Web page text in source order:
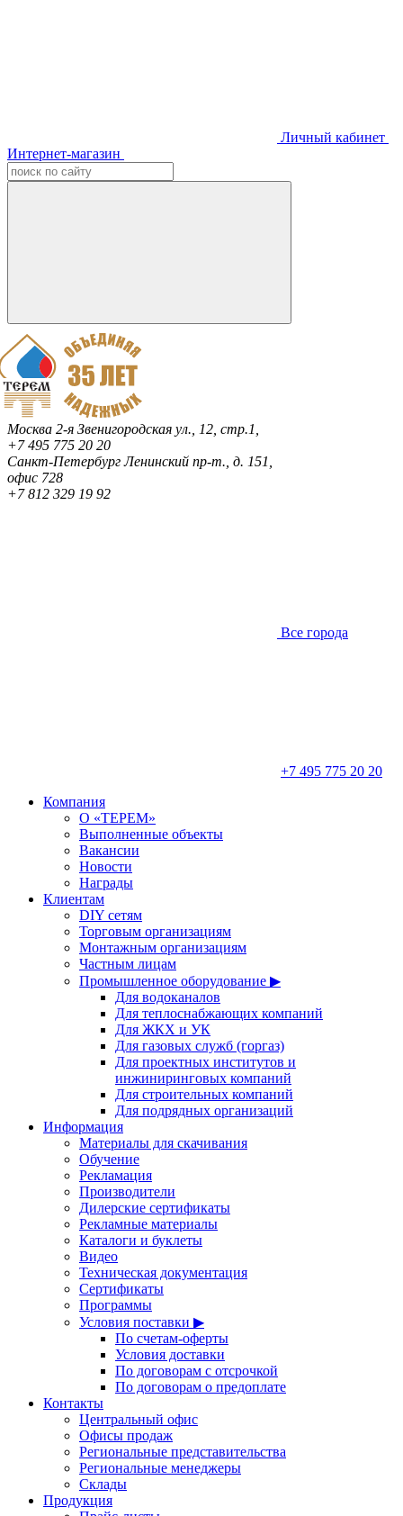
Личный кабинет
Интернет-магазин
Москва 2-я Звенигородская ул., 12, стр.1,
+7 495 775 20 20
Санкт-ПетербургЛенинский пр-т., д. 151,
офис 728
+7 812 329 19 92
Все города
+7 495 775 20 20
Компания
О «ТЕРЕМ»
Выполненные объекты
Вакансии
Новости
Награды
Клиентам
DIY сетям
Торговым организациям
Монтажным организациям
Частным лицам
Промышленное оборудование ▶
Для водоканалов
Для теплоснабжающих компаний
Для ЖКХ и УК
Для газовых служб (горгаз)
Для проектных институтов и
инжиниринговых компаний
Для строительных компаний
Для подрядных организаций
Информация
Материалы для скачивания
Обучение
Рекламация
Производители
Дилерские сертификаты
Рекламные материалы
Каталоги и буклеты
Видео
Техническая документация
Сертификаты
Программы
Условия поставки ▶
По счетам-оферты
Условия доставки
По договорам с отсрочкой
По договорам о предоплате
Контакты
Центральный офис
Офисы продаж
Региональные представительства
Региональные менеджеры
Склады
Продукция